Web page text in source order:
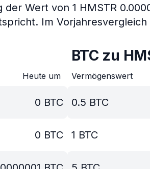
Wert von 1 HMSTR
Im
Heute um
0 BTC
0 BTC
BTC zu
Vermögenswert
0.5 BTC
1 BTC